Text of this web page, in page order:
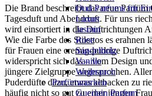
Oud Parfums für
Luxus
Jasmin
Rose
Sandelholz
Vanille
Weihrauch
Parfümmarken
Guerlain Parfum
Die Brand beschreibt das neue Parfüm
Tagesduft und Abendduft. Für uns
wird einsortiert in die Duftrichtungen
Wie die Farbe des Stilettos es erahnen
für Frauen eine cremig-pudrige
widerspricht sich das – vom Design
jüngere Zielgruppe angesprochen.
Puderdüfte dazu, etwas altbacken zu
häufig nicht so gut zu einer jungen